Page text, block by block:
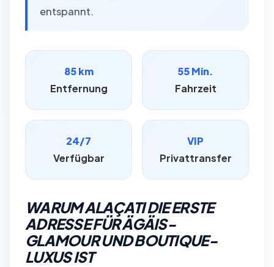
entspannt.
85 km
Entfernung
55 Min.
Fahrzeit
24/7
Verfügbar
VIP
Privattransfer
WARUM ALAÇATI DIE ERSTE
ADRESSE FÜR ÄGÄIS-
GLAMOUR UND BOUTIQUE-
LUXUS IST